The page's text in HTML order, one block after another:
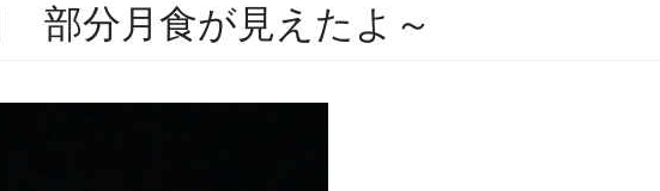
部分月食が見えたよ～